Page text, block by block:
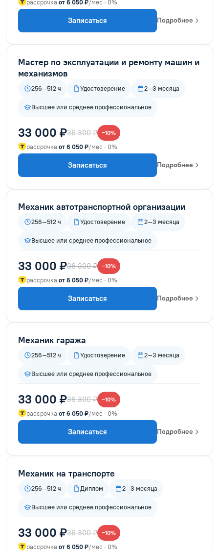
рассрочка от 6 050 ₽/мес · 0%
Записаться Подробнее
Мастер по эксплуатации и ремонту машин и
механизмов
256–512 ч Удостоверение 2–3 месяца
Высшее или среднее профессиональное
33 000 ₽36 300 ₽ −10%
рассрочка от 6 050 ₽/мес · 0%
Записаться Подробнее
Механик автотранспортной организации
256–512 ч Удостоверение 2–3 месяца
Высшее или среднее профессиональное
33 000 ₽36 300 ₽ −10%
рассрочка от 6 050 ₽/мес · 0%
Записаться Подробнее
Механик гаража
256–512 ч Удостоверение 2–3 месяца
Высшее или среднее профессиональное
33 000 ₽36 300 ₽ −10%
рассрочка от 6 050 ₽/мес · 0%
Записаться Подробнее
Механик на транспорте
256–512 ч Диплом 2–3 месяца
Высшее или среднее профессиональное
33 000 ₽36 300 ₽ −10%
рассрочка от 6 050 ₽/мес · 0%